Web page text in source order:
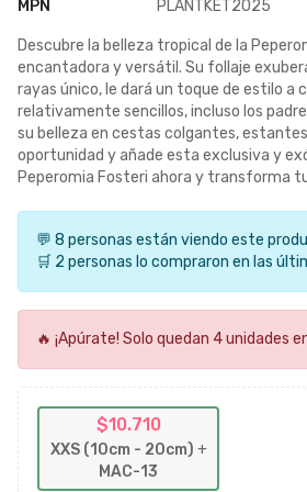
MPN
PLANTKET2025
Descubre la belleza tropical de la
encantadora y versátil. Su follaje
rayas único, le dará un toque de estilo a
relativamente sencillos, incluso los
su belleza en cestas colgantes,
oportunidad y añade esta exclusiva y
Peperomia Fosteri ahora y transforma
💬 8 personas están viendo este
🛒 2 personas lo compraron en las
🔥 ¡Apúrate! Solo quedan 4 unidades
$10.710
XXS (10cm - 20cm) +
MAC-13